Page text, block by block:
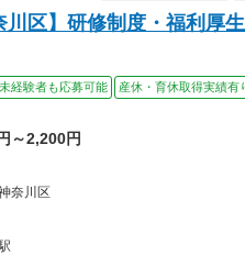
川区】研修制度・福利
未経験者も応募可能 産休・育休取得実績有
～2,200円
奈川区